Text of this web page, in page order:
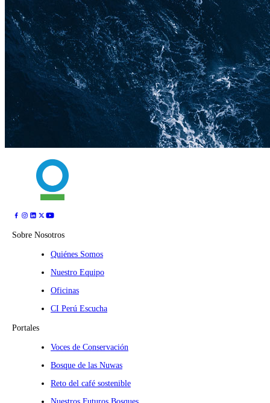
Sobre Nosotros
Quiénes Somos
Nuestro Equipo
Oficinas
CI Perú Escucha
Portales
Voces de Conservación
Bosque de las Nuwas
Reto del café sostenible